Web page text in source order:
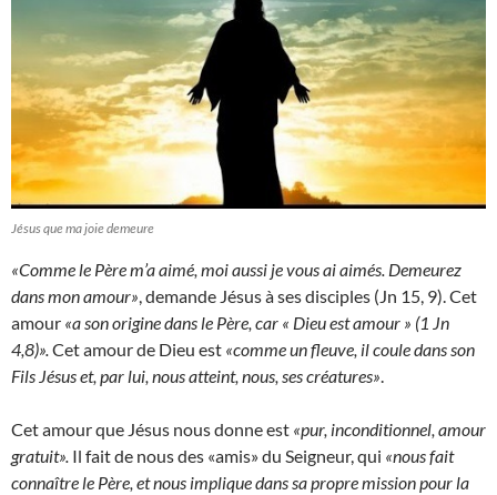
Jésus que ma joie demeure
«Comme le Père m’a aimé, moi aussi je vous ai aimés. Demeurez
dans mon amour», demande Jésus à ses disciples (Jn 15, 9). Cet
amour «a son origine dans le Père, car « Dieu est amour » (1 Jn
4,8)».Cet amour de Dieu est «comme un fleuve, il coule dans son
Fils Jésus et, par lui, nous atteint, nous, ses créatures».
Cet amour que Jésus nous donne est «pur, inconditionnel, amour
gratuit». Il fait de nous des «amis» du Seigneur, qui «nous fait
connaître le Père, et nous implique dans sa propre mission pour la